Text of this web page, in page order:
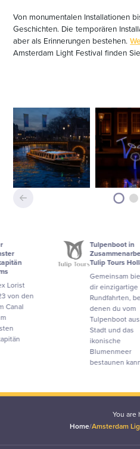
Von monumentalen Installationen
Geschichten. Die temporären
aber als Erinnerungen bestehen.
Amsterdam Light Festival finden
Tulpenboot in
Zusammenarbeit mit
Tulip Tours Holland
Gemeinsam bieten wir
dir einzigartige
Rundfahrten, bei
denen du vom
Tulpenboot aus die
Stadt und das
Blumenmeer
bestaunen kannst.
You are
Home/Amsterdam